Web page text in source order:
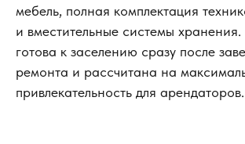
мебель, полная комплектация
и вместительные системы
готова к заселению сразу после
ремонта и рассчитана на
привлекательность для арендаторов.